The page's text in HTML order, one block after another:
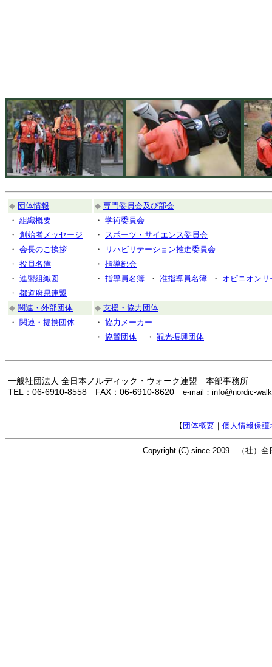
◆ 団体情報 ◆ 専門委員会及び部会
・ 組織概要 ・ 学術委員会
・ 創始者メッセージ ・
スポーツ・サイエンス委員会
・ 会長のご挨拶 ・
リハビリテーション推進委員会
・ 役員名簿 ・ 指導部会
・ 連盟組織図 ・ 指導員名簿 ・ 准指導員名簿 ・
オピニオン
・ 都道府県連盟
◆ 関連・外部団体 ◆ 支援・協力団体
・
関連・提携団体 ・ 協力メーカー
・ 協賛団体 ・ 観光振興団体
一般社団法人 全日本ノルディック・ウォーク連盟 本部事務所
TEL：06-6910-8558 FAX：06-6910-8620 e-mail：info@nordic-
【 団体概要 ｜ 個人情報保護
Copyright (C) since 2009 （社）全